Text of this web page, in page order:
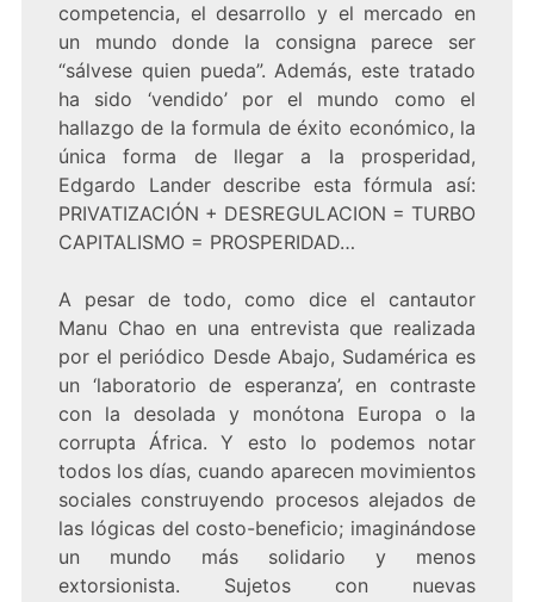
competencia, el desarrollo y el mercado en
un mundo donde la consigna parece ser
“sálvese quien pueda”. Además, este tratado
ha sido ‘vendido’ por el mundo como el
hallazgo de la formula de éxito económico, la
única forma de llegar a la prosperidad,
Edgardo Lander describe esta fórmula así:
PRIVATIZACIÓN + DESREGULACION = TURBO
CAPITALISMO = PROSPERIDAD…
A pesar de todo, como dice el cantautor
Manu Chao en una entrevista que realizada
por el periódico Desde Abajo, Sudamérica es
un ‘laboratorio de esperanza’, en contraste
con la desolada y monótona Europa o la
corrupta África. Y esto lo podemos notar
todos los días, cuando aparecen movimientos
sociales construyendo procesos alejados de
las lógicas del costo-beneficio; imaginándose
un mundo más solidario y menos
extorsionista. Sujetos con nuevas